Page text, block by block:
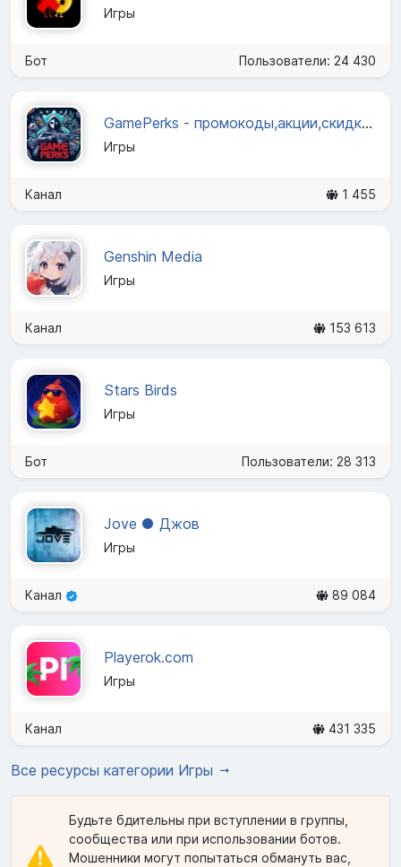
Игры
Бот Пользователи: 24 430
GamePerks - промокоды,акции,скидки и новости игр.
Игры
Канал 1 455
Genshin Media
Игры
Канал 153 613
Stars Birds
Игры
Бот Пользователи: 28 313
Jove ● Джов
Игры
Канал 89 084
Playerok.com
Игры
Канал 431 335
Все ресурсы категории Игры
Будьте бдительны при вступлении в группы,
сообщества или при использовании ботов.
Мошенники могут попытаться обмануть вас,